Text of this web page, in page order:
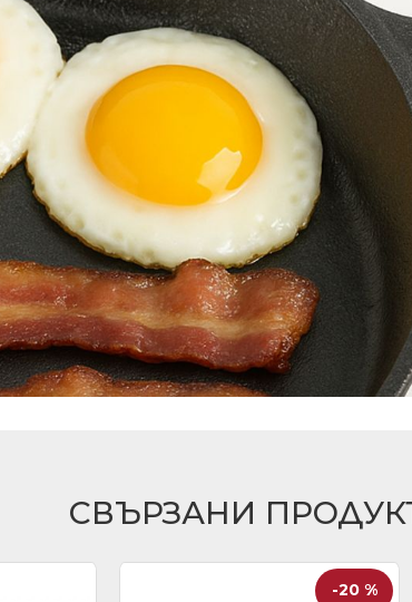
СВЪРЗАНИ
-20 %